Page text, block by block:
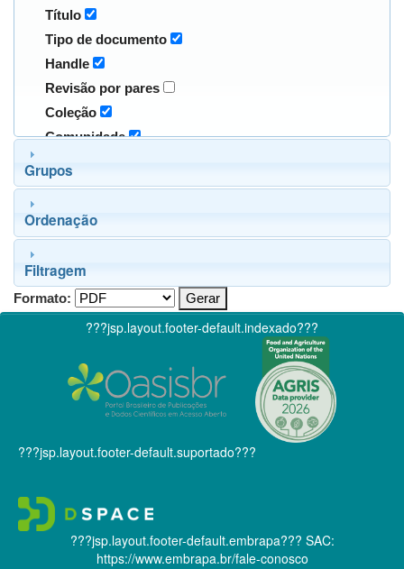
Título
Tipo de documento
Handle
Revisão por pares
Coleção
Comunidade
Grupos
Ordenação
Filtragem
Formato:
???jsp.layout.footer-default.indexado???
???jsp.layout.footer-default.suportado???
???jsp.layout.footer-default.embrapa??? SAC:
https://www.embrapa.br/fale-conosco